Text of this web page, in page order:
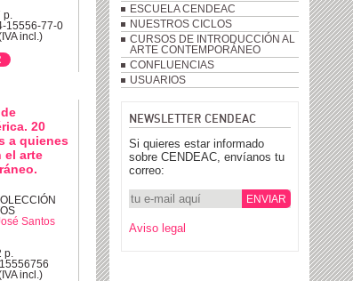
ESCUELA CENDEAC
NUESTROS CICLOS
CURSOS DE INTRODUCCIÓN AL
ARTE CONTEMPORÁNEO
CONFLUENCIAS
USUARIOS
NEWSLETTER CENDEAC
Si quieres estar informado
sobre CENDEAC, envíanos tu
correo:
Aviso legal
p.
15556-77-0
incl.)
20
a quienes
el arte
Santos
p.
incl.)